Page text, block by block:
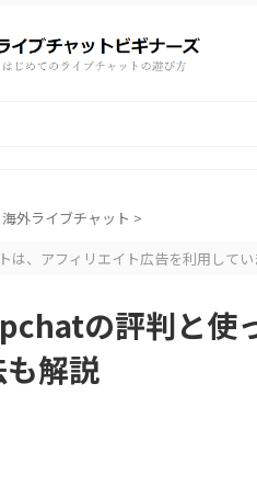
海外ライブチャット >
は、アフィリエイト広告を利用してい
の評判と使
解説